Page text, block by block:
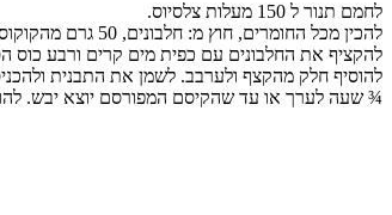
לחמם תנור ל 150 מעלות צלסיוס.
להכין מכל החומרים, חוץ מ: חלבונים, 50 גרם מהקוקוס, סירופ הקפה, ורבע כוס סוכר. תערובת חלקה.
להקציף את החלבונים עם כפית מים קרים ורבע כוס
להוסיף חלק מהקצף ולערבב. לשמן את התבנית
¾ שעה לערך או עד שהקיסם המפורסם יוצא יבש.